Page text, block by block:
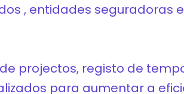
, entidades seguradoras
projectos, registo de
para aumentar a